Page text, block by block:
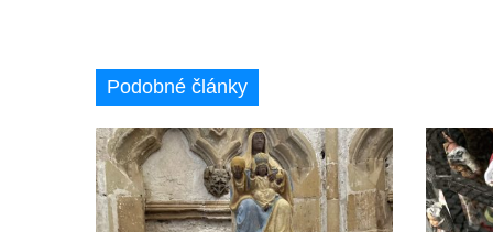
Podobné články